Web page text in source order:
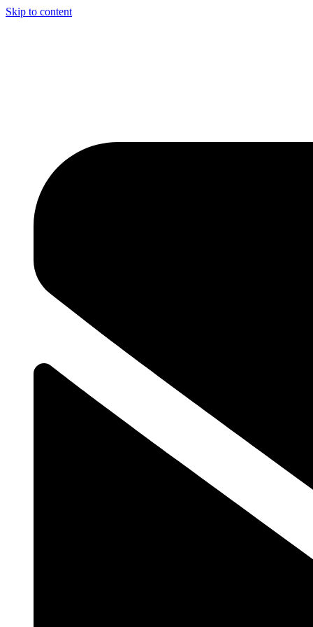
Skip to content